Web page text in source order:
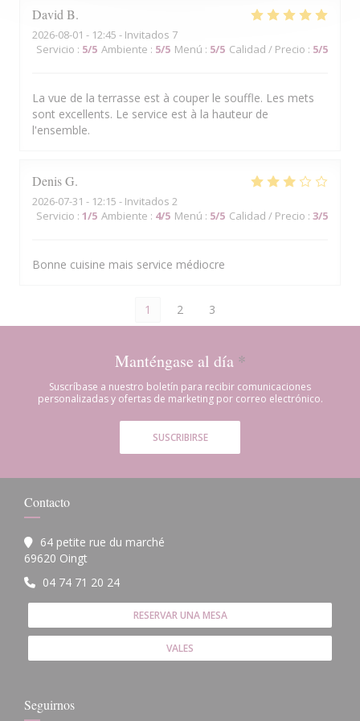
David B
2026-08-01 - 12:45 - Invitados 7
Servicio : 5/5 Ambiente : 5/5 Menú : 5/5 Calidad / Precio : 5/5
La vue de la terrasse est à couper le souffle. Les mets
sont excellents. Le service est à la hauteur de
l'ensemble.
DenisG
2026-07-31 - 12:15 - Invitados 2
Servicio : 1/5 Ambiente : 4/5 Menú : 5/5 Calidad / Precio : 3/5
Bonne cuisine mais service médiocre
1 2 3
Manténgase al día *
Suscríbase a nuestro boletín para recibir comunicaciones
personalizadas y ofertas de marketing por correo electrónico.
SUSCRIBIRSE
Contacto
64 petite rue du marché
69620 Oingt
04 74 71 20 24
RESERVAR UNA MESA
VALES
Seguirnos